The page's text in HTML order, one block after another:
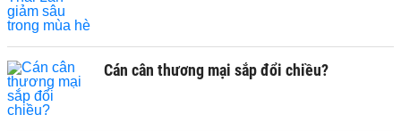
Cán cân thương mại sắp đổi chiều?